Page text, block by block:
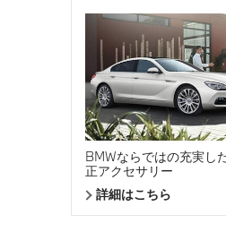
BMWならではの充実し
正アクセサリー
詳細はこちら